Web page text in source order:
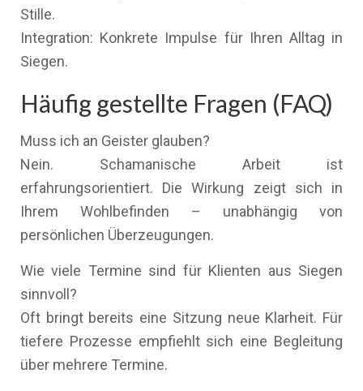
Stille.
Integration: Konkrete Impulse für Ihren Alltag in
Siegen.
Häufig gestellte Fragen (FAQ)
Muss ich an Geister glauben?
Nein. Schamanische Arbeit ist
erfahrungsorientiert. Die Wirkung zeigt sich in
Ihrem Wohlbefinden – unabhängig von
persönlichen Überzeugungen.
Wie viele Termine sind für Klienten aus Siegen
sinnvoll?
Oft bringt bereits eine Sitzung neue Klarheit. Für
tiefere Prozesse empfiehlt sich eine Begleitung
über mehrere Termine.